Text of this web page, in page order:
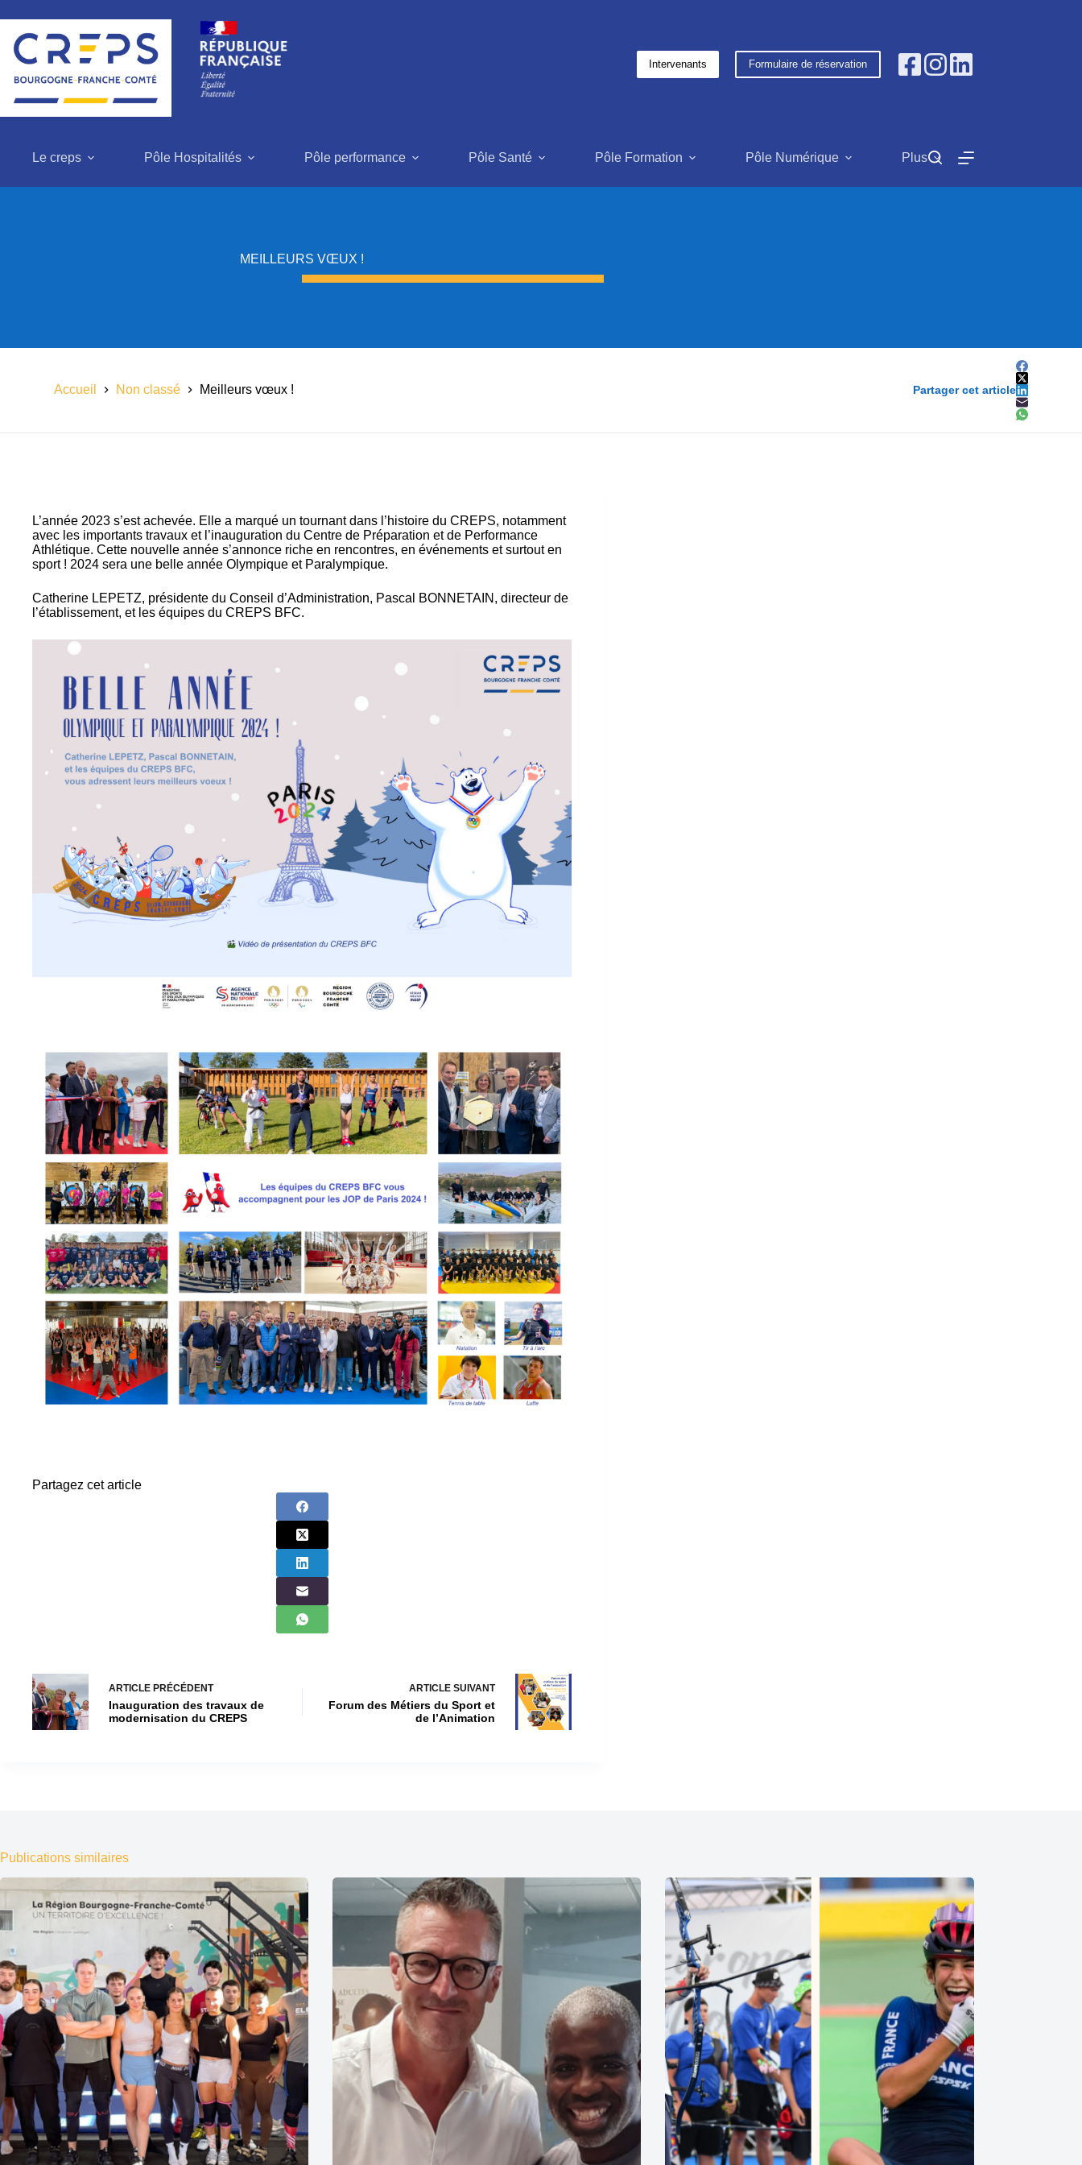
au
contenu
Intervenants Formulaire de réservation
Le creps Pôle Hospitalités Pôle performance Pôle Santé Pôle Formation Pôle Numérique Plus
MEILLEURS VŒUX !
Accueil Non classé Meilleurs vœux ! Partager cet article
L’année 2023 s’est achevée. Elle a marqué un tournant dans l’histoire du CREPS, notamment
avec les importants travaux et l’inauguration du Centre de Préparation et de Performance
Athlétique. Cette nouvelle année s’annonce riche en rencontres, en événements et surtout en
sport ! 2024 sera une belle année Olympique et Paralympique.
Catherine LEPETZ, présidente du Conseil d’Administration, Pascal BONNETAIN, directeur de
l’établissement, et les équipes du CREPS BFC.
Partagez cet article
ARTICLE PRÉCÉDENT
Inauguration des travaux de
modernisation du CREPS
ARTICLE SUIVANT
Forum des Métiers du Sport et
de l’Animation
Publications similaires